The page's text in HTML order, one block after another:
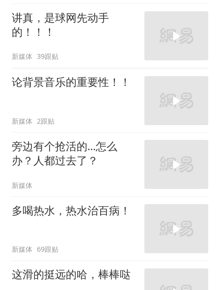
讲真，是球网先动手
的！！！
新媒体 39跟贴
论背景音乐的重要性！！
新媒体 2跟贴
旁边有个抢活的…怎么
办？人都过去了？
新媒体
多喝热水，热水治百病！
新媒体 69跟贴
这滑的挺远的哈，棒棒哒